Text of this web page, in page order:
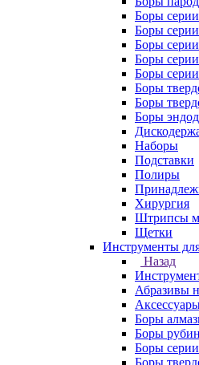
Боры
Боры
Боры
Боры
Боры
Боры
Боры
Боры
Наборы
Подставки
Полиры
Хирургия
Штрипсы
Щетки
Инструменты
Назад
Абразивы
Боры
Боры
Боры
Боры